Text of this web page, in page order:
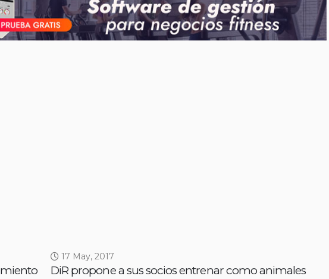
17 May, 2017
DiR propone a sus socios entrenar como animales